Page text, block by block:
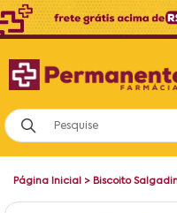
Página Inicial > Biscoito